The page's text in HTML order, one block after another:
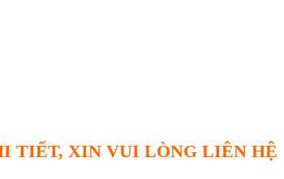
TIẾT, XIN VUI LÒNG LIÊN HỆ